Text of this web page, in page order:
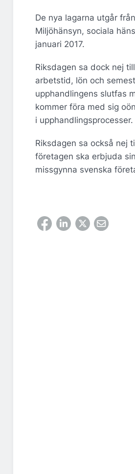
De nya lagarna utgår
Miljöhänsyn, sociala
januari 2017.
Riksdagen sa dock nej
arbetstid, lön och
upphandlingens slutfas
kommer föra med sig
i upphandlingsprocesser.
Riksdagen sa också nej
företagen ska erbjuda
missgynna svenska